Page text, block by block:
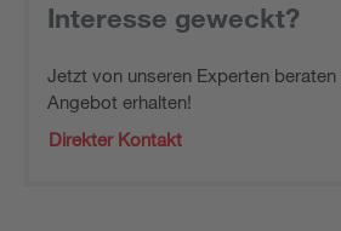
Interesse geweckt?
Jetzt von unseren Experten beraten
Angebot erhalten!
Direkter Kontakt